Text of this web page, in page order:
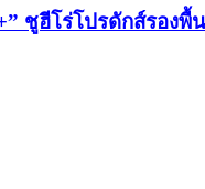
ชูฮีโร่โปรดักส์รองพื้